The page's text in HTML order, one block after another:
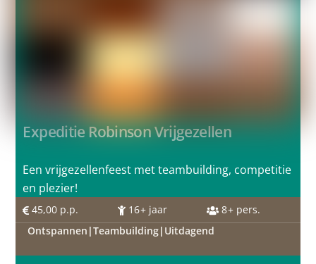
Expeditie Robinson Vrijgezellen
Een vrijgezellenfeest met teambuilding, competitie
en plezier!
45,00 p.p. 16+ jaar 8+ pers.
Ontspannen |Teambuilding| Uitdagend